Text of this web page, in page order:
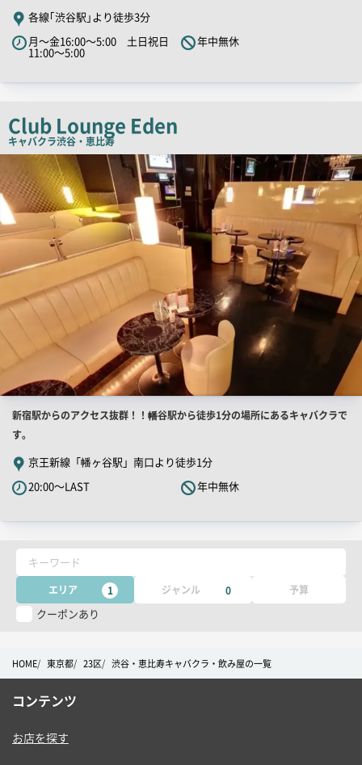
PR
キ
ャ
チ
ピ
ー
各線｢渋谷駅｣より徒歩3分
月～金16:00～5:00 土日祝日
11:00～5:00
年中無休
Club Lounge Eden
キャバクラ渋谷・恵比寿
店
PR
画
像
店
舗
PR
キ
ャ
コ
新宿駅からのアクセス抜群！！幡谷駅から徒歩1分の場所にあるキャバクラで
す。
京王新線「幡ヶ谷駅」南口より徒歩1分
20:00～LAST
年中無休
キーワード
エリア 1 ジャンル 0 予算
クーポンあり
HOME 東京都 23区 渋谷・恵比寿キャバクラ・飲み屋の一覧
コンテンツ
お店を探す